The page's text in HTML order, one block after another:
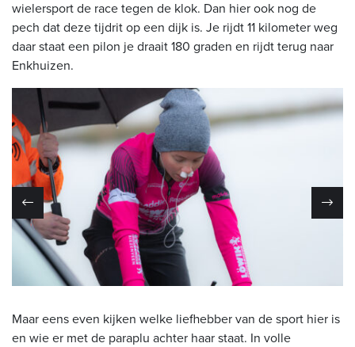
wielersport de race tegen de klok. Dan hier ook nog de
pech dat deze tijdrit op een dijk is. Je rijdt 11 kilometer weg
daar staat een pilon je draait 180 graden en rijdt terug naar
Enkhuizen.
Maar eens even kijken welke liefhebber van de sport hier is
en wie er met de paraplu achter haar staat. In volle